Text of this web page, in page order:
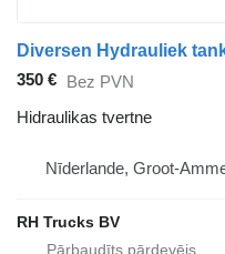
350 € Bez PVN
Hidraulikas tvertne
Nīderlande, Groot-
RH Trucks BV